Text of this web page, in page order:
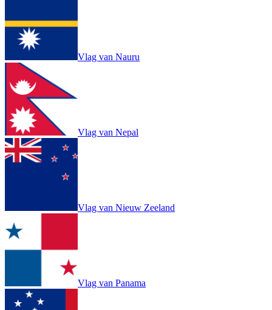
Vlag van Nauru
Vlag van Nepal
Vlag van Nieuw Zeeland
Vlag van Panama